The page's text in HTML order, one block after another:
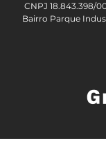
CNPJ 18.843.398/
Bairro Parque